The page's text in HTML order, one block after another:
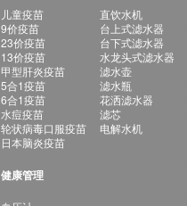
儿童疫苗
9价疫苗
23价疫苗
13价疫苗
甲型肝炎疫苗
5合1疫苗
6合1疫苗
水痘疫苗
轮状病毒口服疫苗
日本脑炎疫苗
健康管理
直饮水机
台上式滤水器
台下式滤水器
水龙头式滤水器
滤水壶
滤水瓶
花洒滤水器
滤芯
电解水机